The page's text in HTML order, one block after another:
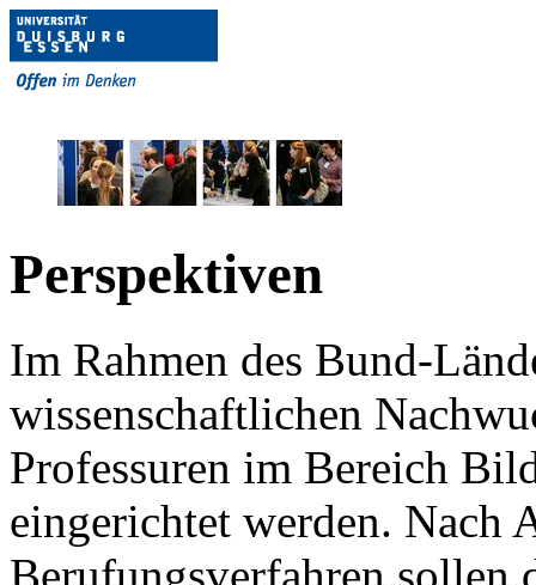
Perspektiven
Im Rahmen des Bund-
wissenschaftlichen
Professuren im Bereich
eingerichtet werden. Nach
Berufungsverfahren